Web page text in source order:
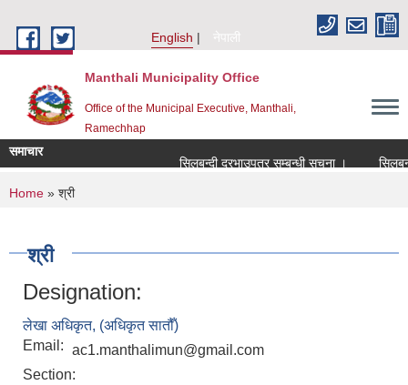
English
नेपाली
Manthali Municipality Office
Office of the Municipal Executive, Manthali,
Ramechhap
समाचार
सिलबन्दी दरभाउपत्र सम्बन्धी सूचना ।
सिलबन्दी
You are here
Home » श्री
श्री
Designation:
लेखा अधिकृत, (अधिकृत सातौँ)
Email: ac1.manthalimun@gmail.com
Section: